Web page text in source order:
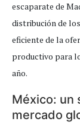
escaparate de
distribución de
eficiente de la
productivo para
año.
México: un
mercado